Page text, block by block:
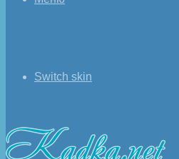
Switch skin